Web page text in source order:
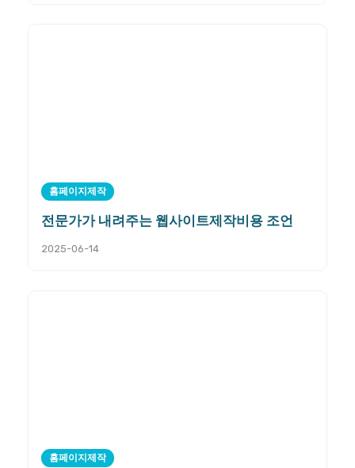
홈페이지제작
전문가가 내려주는 웹사이트제작비용 조언
2025-06-14
홈페이지제작